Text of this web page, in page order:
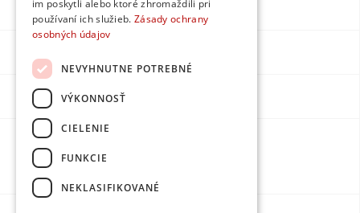
Instagram
Youtube
DPMarketing
im poskytli alebo ktoré zhromaždili pri
používaní ich služieb. Zásady ochrany
osobných údajov
NEVYHNUTNE POTREBNÉ
VÝKONNOSŤ
CIELENIE
FUNKCIE
NEKLASIFIKOVANÉ